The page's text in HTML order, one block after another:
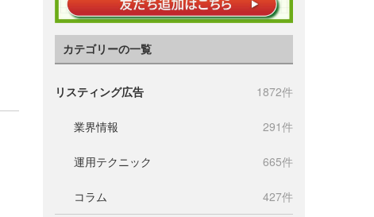
カテゴリーの一覧
リスティング広告 1872件
業界情報 291件
運用テクニック 665件
コラム 427件